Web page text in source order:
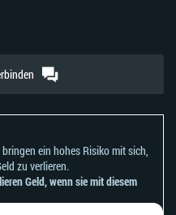
ein hohes Risiko mit sich,
zu verlieren.
Geld, wenn sie mit diesem